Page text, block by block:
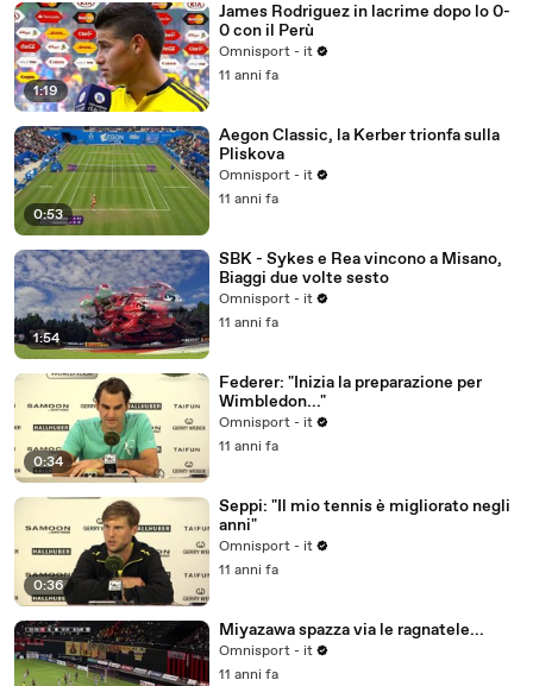
1:19
James Rodriguez in lacrime dopo lo 0-
0 con il Perù
Omnisport - it
11 anni fa
0:53
Aegon Classic, la Kerber trionfa sulla
Pliskova
Omnisport - it
11 anni fa
1:54
SBK - Sykes e Rea vincono a Misano,
Biaggi due volte sesto
Omnisport - it
11 anni fa
0:34
Federer: "Inizia la preparazione per
Wimbledon..."
Omnisport - it
11 anni fa
0:36
Seppi: "Il mio tennis è migliorato negli
anni"
Omnisport - it
11 anni fa
Miyazawa spazza via le ragnatele...
Omnisport - it
11 anni fa